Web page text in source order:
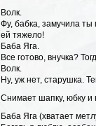
Волк.
Фу, бабка, замучила
ей тяжело!
Баба Яга.
Все готово, внучка?
Волк.
Ну, уж нет, старушка.
Снимает шапку, юбку и
Баба Яга (хватает